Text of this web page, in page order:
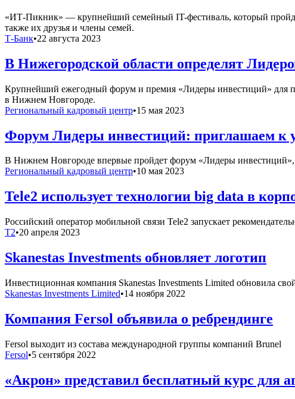
«ИТ-Пикник» — крупнейший семейный IT-фестиваль, который
также их друзья и члены семей.
Т-Банк•22 августа 2023
В Нижегородской области определят
Крупнейший ежегодный форум и премия «Лидеры инвестиций» для
в Нижнем Новгороде.
Региональный кадровый центр•15 мая 2023
Форум Лидеры инвестиций: приглашаем к
В Нижнем Новгороде впервые пройдет форум «Лидеры инвестиций»,
Региональный кадровый центр•10 мая 2023
Tele2 использует технологии big data в
Российский оператор мобильной связи Tele2 запускает
T2•20 апреля 2023
Skanestas Investments обновляет логотип
Инвестиционная компания Skanestas Investments Limited обновила
Skanestas Investments Limited•14 ноября 2022
Компания Fersol объявила о ребрендинге
Fersol выходит из состава международной группы компаний Brunel
Fersol•5 сентября 2022
«Акрон» представил бесплатный курс для